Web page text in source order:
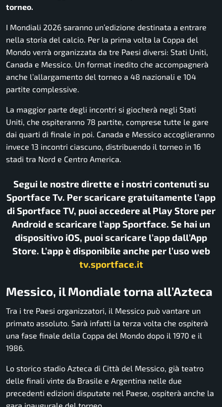
torneo.
I Mondiali 2026 saranno un’edizione destinata a entrare
nella storia del calcio. Per la prima volta la Coppa del
Mondo verrà organizzata da tre Paesi diversi: Stati Uniti,
Canada e Messico. Un format inedito che accompagnerà
anche l’allargamento del torneo a 48 nazionali e 104
partite complessive.
La maggior parte degli incontri si giocherà negli Stati
Uniti, che ospiteranno 78 partite, comprese tutte le gare
dai quarti di finale in poi. Canada e Messico accoglieranno
invece 13 incontri ciascuno, distribuendo il torneo in 16
stadi tra Nord e Centro America.
Segui le nostre dirette e i nostri contenuti su
Sportface Tv. Per scaricare gratuitamente l’app
di Sportface TV, puoi accedere al Play Store per
Android e scaricare l’app Sportface. Se hai un
dispositivo iOS, puoi scaricare l’app dall’App
Store. L’app è disponibile anche per l’uso web
tv.sportface.it
Messico, il Mondiale torna all’Azteca
Tra i tre Paesi organizzatori, il Messico può vantare un
primato assoluto. Sarà infatti la terza volta che ospiterà
una fase finale della Coppa del Mondo dopo il 1970 e il
1986.
Lo storico stadio Azteca di Città del Messico, già teatro
delle finali vinte da Brasile e Argentina nelle due
precedenti edizioni disputate nel Paese, ospiterà anche la